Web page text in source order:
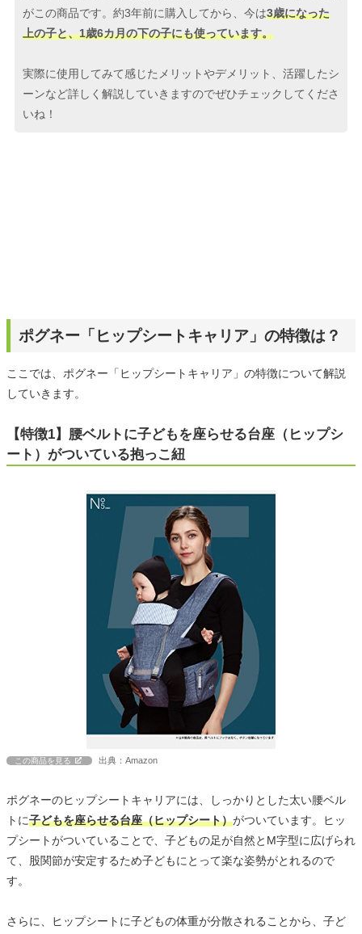
がこの商品です。約3年前に購入してから、今は3歳になった
上の子と、1歳6カ月の下の子にも使っています。
実際に使用してみて感じたメリットやデメリット、活躍したシ
ーンなど詳しく解説していきますのでぜひチェックしてくださ
いね！
ポグネー「ヒップシートキャリア」の特徴は？
ここでは、ポグネー「ヒップシートキャリア」の特徴について解説
していきます。
【特徴1】腰ベルトに子どもを座らせる台座（ヒップシ
ート）がついている抱っこ紐
この商品を見る 出典：Amazon
ポグネーのヒップシートキャリアには、しっかりとした太い腰ベル
トに子どもを座らせる台座（ヒップシート）がついています。ヒッ
プシートがついていることで、子どもの足が自然とM字型に広げられ
て、股関節が安定するため子どもにとって楽な姿勢がとれるので
す。
さらに、ヒップシートに子どもの体重が分散されることから、子ど